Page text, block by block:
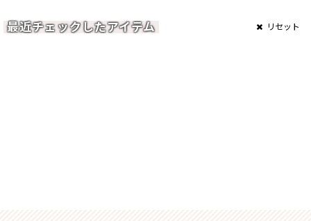
最近チェックしたアイテム リセット